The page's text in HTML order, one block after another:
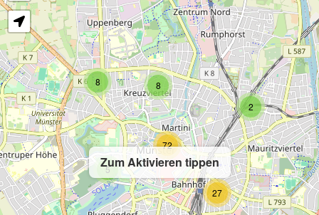
Zum Aktivieren tippen
2
8 8
27
5
72